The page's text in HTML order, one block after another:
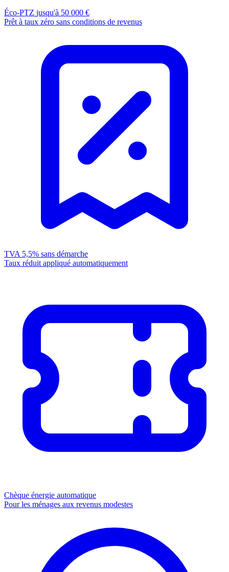
Éco-PTZ jusqu'à 50 000 €
Prêt à taux zéro sans conditions de revenus
TVA 5,5% sans démarche
Taux réduit appliqué automatiquement
Chèque énergie automatique
Pour les ménages aux revenus modestes